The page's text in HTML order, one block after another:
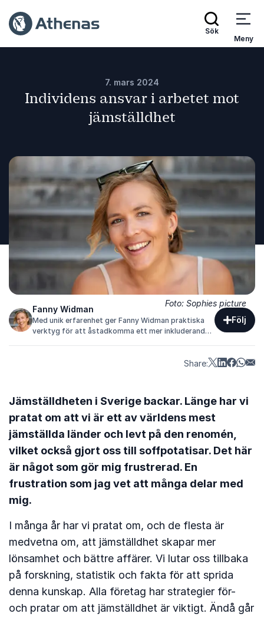
Sök
Meny
7. mars 2024
Individens ansvar i arbetet mot
jämställdhet
Foto: Sophies picture
Fanny Widman
Med unik erfarenhet ger Fanny Widman praktiska
verktyg för att åstadkomma ett mer inkluderande
Följ
Share:
Jämställdheten i Sverige backar. Länge har vi
pratat om att vi är ett av världens mest
jämställda länder och levt på den renomén,
vilket också gjort oss till soffpotatisar. Det här
är något som gör mig frustrerad. En
frustration som jag vet att många delar med
mig.
I många år har vi pratat om, och de flesta är
medvetna om, att jämställdhet skapar mer
lönsamhet och bättre affärer. Vi lutar oss tillbaka
på forskning, statistik och fakta för att sprida
denna kunskap. Alla företag har strategier för-
och pratar om att jämställdhet är viktigt. Ändå går